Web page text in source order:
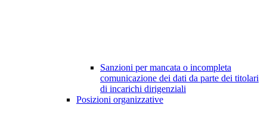
Sanzioni per mancata o incompleta
comunicazione dei dati da parte dei titolari
di incarichi dirigenziali
Posizioni organizzative